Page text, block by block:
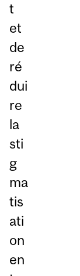
t
et
de
ré
dui
re
la
sti
g
ma
tis
ati
on
en